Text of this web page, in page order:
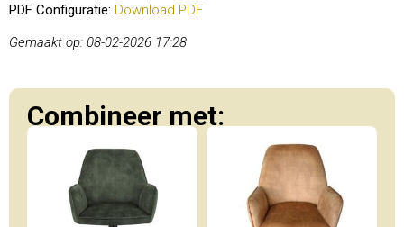
PDF Configuratie: Download PDF
Gemaakt op: 08-02-2026 17:28
Combineer met: